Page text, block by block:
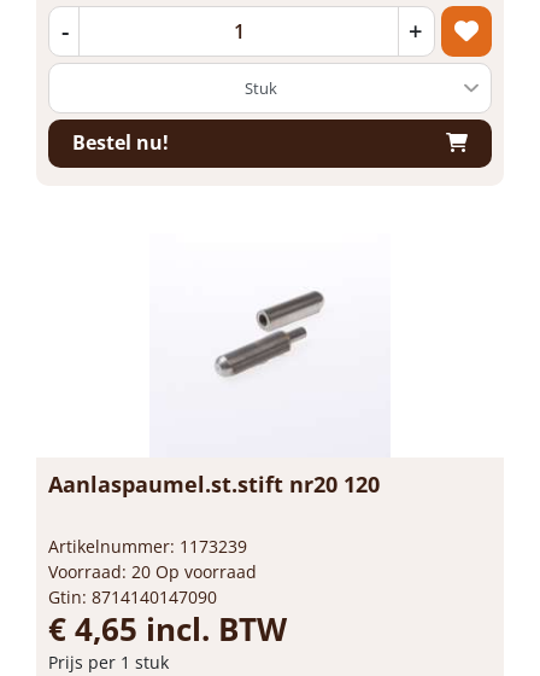
- +
Bestel nu!
Aanlaspaumel.st.stift nr20 120
Artikelnummer: 1173239
Voorraad: 20 Op voorraad
Gtin: 8714140147090
€ 4,65 incl. BTW
Prijs per 1 stuk